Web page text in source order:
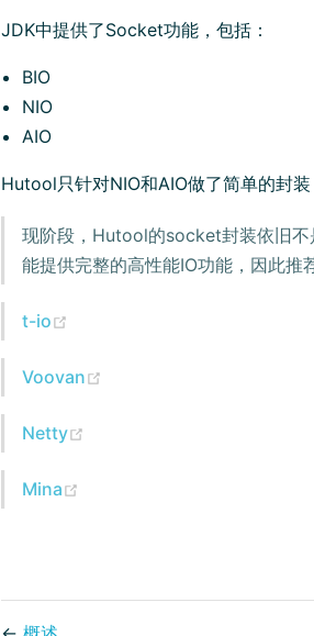
JDK中提供了Socket功能，包括：
BIO
NIO
AIO
Hutool只针对NIO和AIO做了简单的封
现阶段，Hutool的socket封装依旧不
能提供完整的高性能IO功能，因此推
t-io
Voovan
Netty
Mina